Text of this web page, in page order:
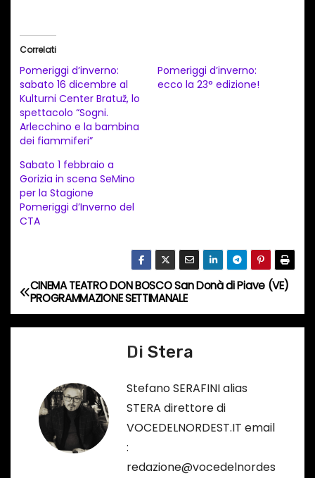
a
m
e
n
t
o
i
n
r
s
o
Correlati
Pomeriggi d’inverno:
sabato 16 dicembre al
Kulturni Center Bratuž, lo
spettacolo “Sogni.
Arlecchino e la bambina
dei fiammiferi”
Pomeriggi d’inverno:
ecco la 23° edizione!
Sabato 1 febbraio a
Gorizia in scena SeMino
per la Stagione
Pomeriggi d’Inverno del
CTA
N
a
CINEMA TEATRO DON BOSCO San Donà di Piave (VE)
PROGRAMMAZIONE SETTIMANALE
Di Stera
Stefano SERAFINI alias
STERA direttore di
VOCEDELNORDEST.IT email
:
redazione@vocedelnordes